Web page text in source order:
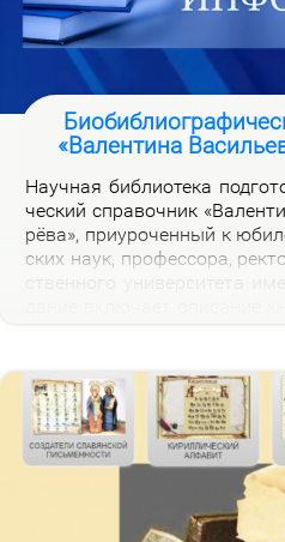
«Валентина
На­уч­ная биб­лио­те­ка
че­ский спра­воч­ник
рё­ва», при­уро­чен­ный к
ских на­ук, про­фес­со­ра,